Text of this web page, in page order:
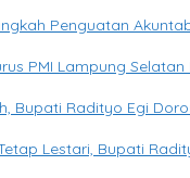
Penguatan
PMI Lampung
Bupati Radityo Egi
Lestari, Bupati